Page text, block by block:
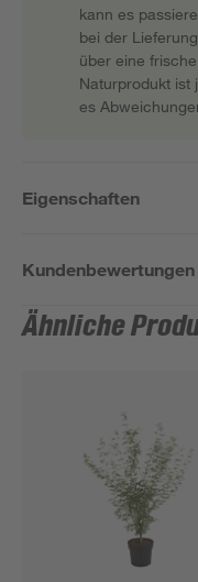
kann es
bei der
über eine
Naturprodukt ist
es
Eigenschaften
Kundenbewertungen
Ähnliche